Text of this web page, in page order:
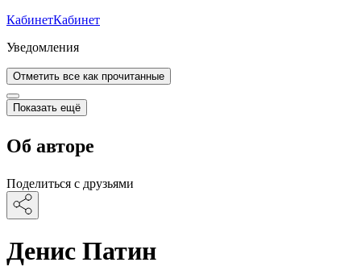
КабинетКабинет
Уведомления
Отметить все как прочитанные
Показать ещё
Об авторе
Поделиться с друзьями
Денис Патин